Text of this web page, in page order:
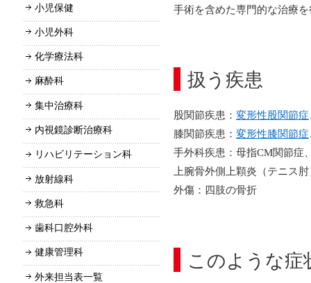
手術を含めた専門的な治療
扱う疾患
股関節疾患： 変形性股関節症
膝関節疾患： 変形性膝関節症
手外科疾患：母指CM関節症
上腕骨外側上顆炎（テニス
外傷：四肢の骨折
このような症
小児保健
小児外科
化学療法科
麻酔科
集中治療科
内視鏡診断治療科
リハビリテーション科
放射線科
救急科
歯科口腔外科
健康管理科
外来担当表一覧